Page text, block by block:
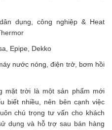
dụng, công nghiệp & Heat
Epipe, Dekko
nước nóng, điện trở, bơm hồi
mặt trời là một sản phẩm mới
biết nhiều, nên bên cạnh việc
chú trọng tư vấn cho khách
dụng và hỗ trợ sau bán hàng